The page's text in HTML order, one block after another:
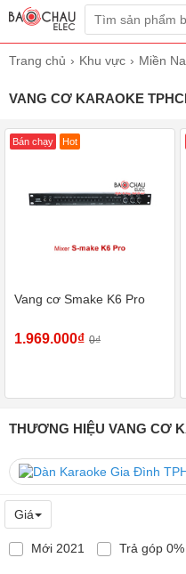
Trang chủ Khu vực Miền
VANG CƠ KARAOKE
Vang cơ Smake K6 Pro
1.969.000₫ 0₫
Bán chạy Hot
THƯƠNG HIỆU VANG CƠ
Giá
Mới 2021 Trả góp 0%